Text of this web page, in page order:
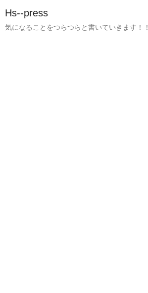
Hs--press
気になることをつらつらと書いていきます！！